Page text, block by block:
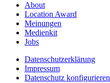
About
Location Award
Meinungen
Medienkit
Jobs
Datenschutzerklärung
Impressum
Datenschutz konfigurieren